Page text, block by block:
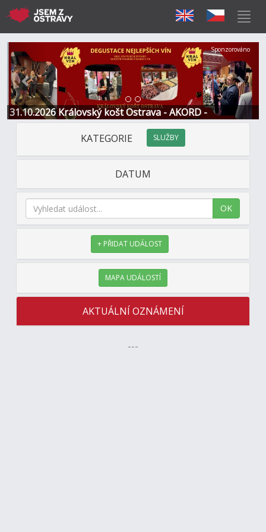
31.10.2026 Královský košt Ostrava - AKORD -
Restaurace a Hotel
Předchozí Další
Sponzorováno
KATEGORIE SLUŽBY
DATUM
OK
+ PŘIDAT UDÁLOST
MAPA UDÁLOSTÍ
AKTUÁLNÍ OZNÁMENÍ
---